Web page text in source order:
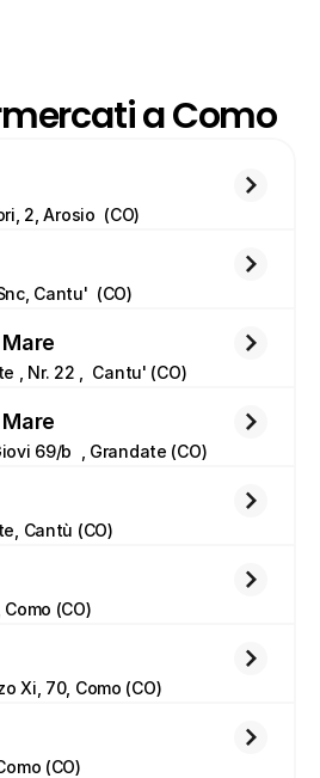
a Como
2, Arosio  (CO)
Cantu'  (CO)
, Nr. 22 ,  Cantu' (CO)
69/b  , Grandate (CO)
Cantù (CO)
(CO)
Xi, 70, Como (CO)
(CO)